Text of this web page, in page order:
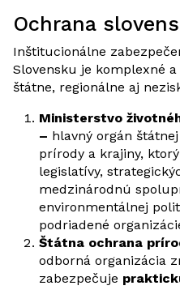
Ochrana
Inštitucionálne
Slovensku je komplexné
štátne, regionálne aj
Ministerstvo
– hlavný orgán
prírody a krajiny,
legislatívy,
medzinárodnú
environmentálnej
podriadené
Štátna ochrana
odborná organizácia
zabezpečuje